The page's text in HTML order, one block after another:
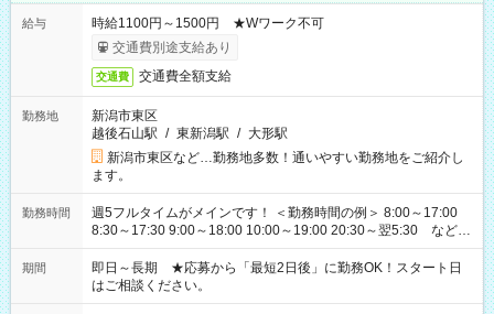
給与
時給1100円～1500円 ★Wワーク不可
交通費別途支給あり
交通費 交通費全額支給
勤務地
新潟市東区
越後石山駅 / 東新潟駅 / 大形駅
新潟市東区など…勤務地多数！通いやすい勤務地をご紹介し
ます。
勤務時間
週5フルタイムがメインです！ ＜勤務時間の例＞ 8:00～17:00
8:30～17:30 9:00～18:00 10:00～19:00 20:30～翌5:30 など ★
その他にも勤務時間多数！ 日勤のみ、残業なし、交替制など
ご希望を教えてください！
期間
即日～長期 ★応募から「最短2日後」に勤務OK！スタート日
はご相談ください。